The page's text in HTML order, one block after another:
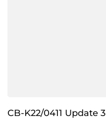
CB-K22/0411 Update 3